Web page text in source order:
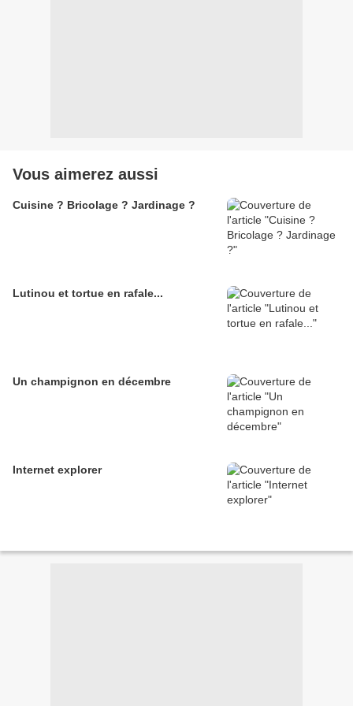
Vous aimerez aussi
Cuisine ? Bricolage ? Jardinage ?
Lutinou et tortue en rafale...
Un champignon en décembre
Internet explorer